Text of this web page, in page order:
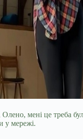
мені це треба
у мережі.